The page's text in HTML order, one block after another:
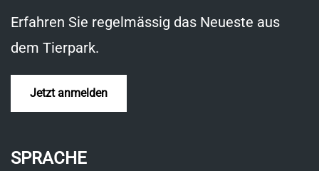
Fenster
Erfahren Sie regelmässig das Neueste aus
dem Tierpark.
Jetzt anmelden
SPRACHE